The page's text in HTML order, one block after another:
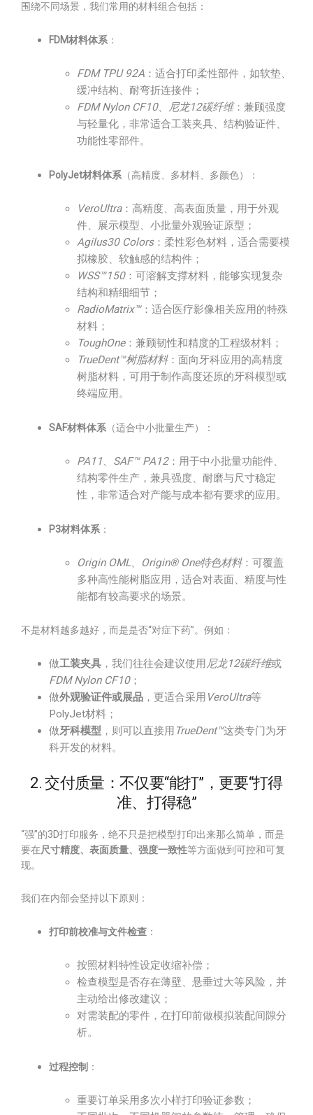
围绕不同场景，我们常用的材料组合包括：
FDM材料体系 ：
FDM TPU 92A ：适合打印柔性部件，如软垫、
缓冲结构、耐弯折连接件；
FDM Nylon CF10、 尼龙12碳纤维：兼顾强度
与轻量化，非常适合工装夹具、结构验证件、
功能性零部件。
PolyJet材料体系 （高精度、多材料、多颜色）：
VeroUltra：高精度、高表面质量，用于外观
件、展示模型、小批量外观验证原型；
Agilus30 Colors：柔性彩色材料，适合需要模
拟橡胶、软触感的结构件；
WSS™150：可溶解支撑材料，能够实现复杂
结构和精细细节；
RadioMatrix™：适合医疗影像相关应用的特殊
材料；
ToughOne：兼顾韧性和精度的工程级材料；
TrueDent™树脂材料：面向牙科应用的高精度
树脂材料，可用于制作高度还原的牙科模型或
终端应用。
SAF材料体系 （适合中小批量生产）：
PA11、 SAF™ PA12：用于中小批量功能件、
结构零件生产，兼具强度、耐磨与尺寸稳定
性，非常适合对产能与成本都有要求的应用。
P3材料体系 ：
Origin OML、 Origin® One特色材料：可覆盖
多种高性能树脂应用，适合对表面、精度与性
能都有较高要求的场景。
不是材料越多越好，而是是否“对症下药”。例如：
做工装夹具 ，我们往往会建议使用 尼龙12碳纤维或
FDM Nylon CF10；
做外观验证件或展品 ，更适合采用 VeroUltra等
PolyJet材料；
做牙科模型 ，则可以直接用 TrueDent™这类专门为牙
科开发的材料。
2. 交付质量：不仅要“能打”，更要“打得
准、打得稳”
“强”的3D打印服务，绝不只是把模型打印出来那么简单，而是
要在尺寸精度、表面质量、强度一致性等方面做到可控和可复
现。
我们在内部会坚持以下原则：
打印前校准与文件检查 ：
按照材料特性设定收缩补偿；
检查模型是否存在薄壁、悬垂过大等风险，并
主动给出修改建议；
对需装配的零件，在打印前做模拟装配间隙分
析。
过程控制 ：
重要订单采用多次小样打印验证参数；